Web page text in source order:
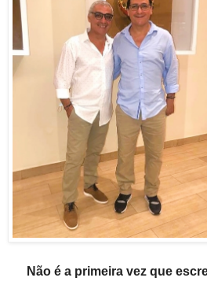
Não é a primeira vez que